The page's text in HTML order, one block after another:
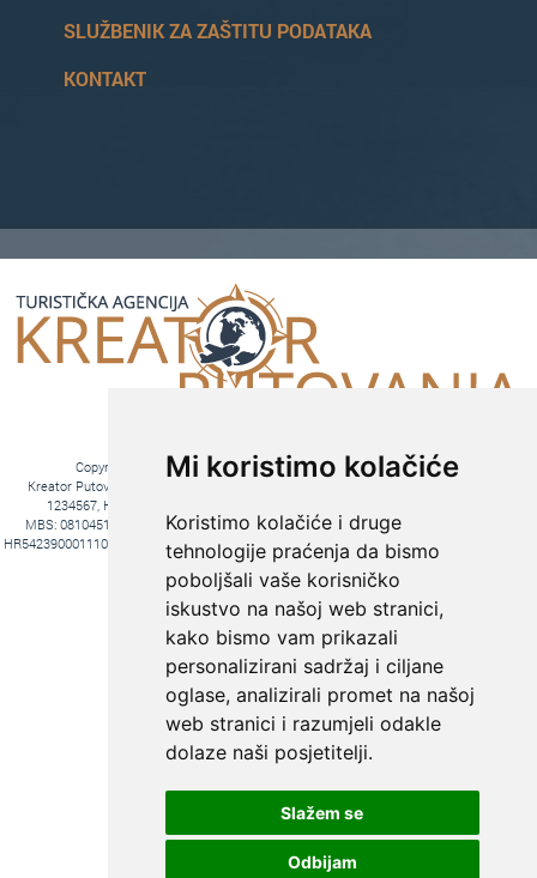
Mi koristimo kolačiće
Koristimo kolačiće i druge
tehnologije praćenja da bismo
poboljšali vaše korisničko
iskustvo na našoj web stranici,
kako bismo vam prikazali
personalizirani sadržaj i ciljane
oglase, analizirali promet na našoj
web stranici i razumjeli odakle
dolaze naši posjetitelji.
Slažem se
Odbijam
KREIRAJTE PUTOVANJE PREMA
SVOJIM ŽELJAMA:
SLUŽBENIK ZA ZAŠTITU PODATAKA
KONTAKT
Copyright © 2016. Kreator Putovanja d.o.o. – Sva prava zadržana
Kreator Putovanja d.o.o. turistička agencija, Jakova Gotovca 6, 10000 Zagreb, MB:
1234567, HR-AB-01-081045102, OIB:44590047047, Trgovački sud u Zagrebu,
MBS: 081045102, Hrvatska Poštanska Banka d.d. Jurišićeva 4, 10000 Zagreb, IBAN
HR5423900011100969366, temeljni kapital 20.000,00 kn uplaćeno u cijelosti, direktori Ana
Pavlović i Hrvoje Bažon, Voditelj poslova Hrvoje Bažon
Fiksni tečaj konverzije: 1€ = 7,53450 kn